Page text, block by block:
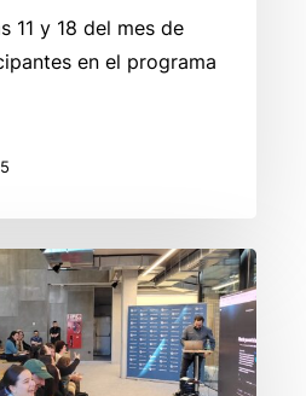
11 y 18 del mes de
en el programa